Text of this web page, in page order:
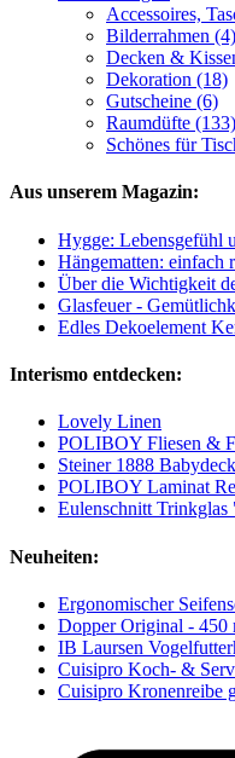
Accessoires,
Bilderrahmen (4)
Decken &
Dekoration (18)
Gutscheine (6)
Raumdüfte (133)
Schönes für
Aus unserem Magazin:
Hygge: Lebensgefühl
Hängematten: einfach
Über die Wichtigkeit
Glasfeuer -
Edles Dekoelement
Interismo entdecken:
Lovely Linen
POLIBOY Fliesen &
Steiner 1888
POLIBOY Laminat
Eulenschnitt
Neuheiten:
Ergonomischer
Dopper Original - 450
IB Laursen
Cuisipro Koch- &
Cuisipro Kronenreibe